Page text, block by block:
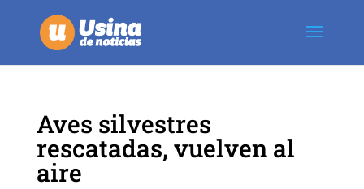
Aves silvestres
rescatadas, vuelven al
aire